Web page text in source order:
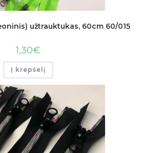
užtrauktukas, 60cm 60/015
1,30€
Į krepšelį